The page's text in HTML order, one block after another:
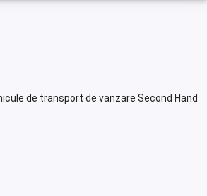
de transport de vanzare Second Hand